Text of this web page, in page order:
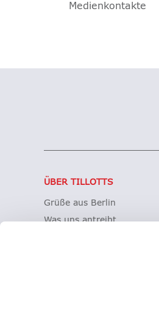
Medienkontakte
ÜBER TILLOTTS
Grüße aus Berlin
Was uns antreibt